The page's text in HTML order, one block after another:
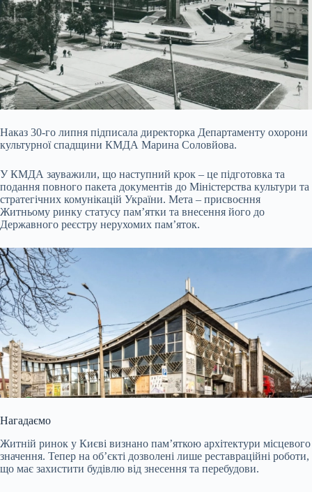
Наказ 30-го липня підписала директорка Департаменту охорони
культурної спадщини КМДА Марина Соловйова.
У КМДА зауважили, що наступний крок – це підготовка та
подання повного пакета документів до Міністерства культури та
стратегічних комунікацій України. Мета – присвоєння
Житньому ринку статусу пам’ятки та внесення його до
Державного реєстру нерухомих пам’яток.
Нагадаємо
Житній ринок у Києві визнано пам’яткою архітектури місцевого
значення. Тепер на об’єкті дозволені лише реставраційні роботи,
що має захистити будівлю від знесення та перебудови.